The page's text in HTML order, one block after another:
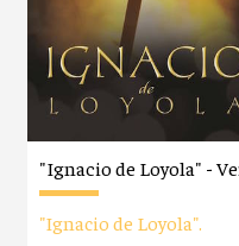
"Ignacio de Loyola" -
"Ignacio de Loyola".